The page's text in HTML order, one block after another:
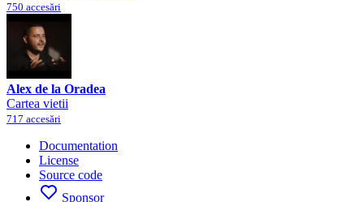
750 accesări
Alex de la Oradea
Cartea vietii
717 accesări
Documentation
License
Source code
Sponsor